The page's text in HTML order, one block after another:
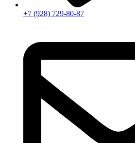
+7 (928) 729-80-87